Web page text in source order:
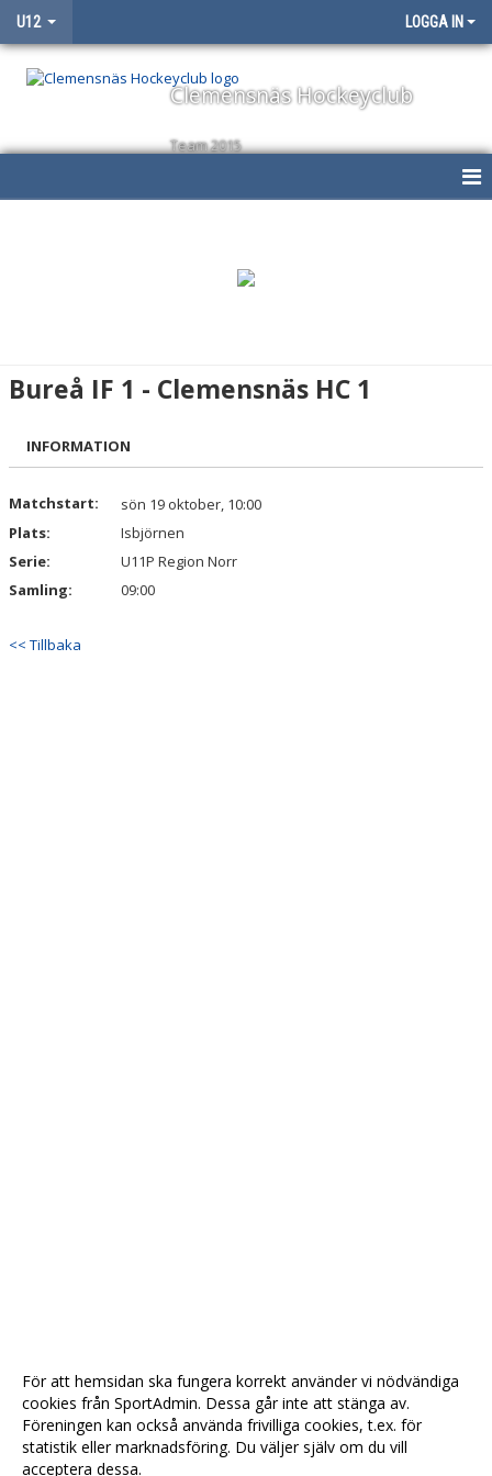
U12 LOGGA IN
Clemensnäs Hockeyclub
Team 2015
BILDGALLERI
DOKUMENT
KONTAKT
Bureå IF 1 - Clemensnäs HC 1
INFORMATION
Matchstart:
sön 19 oktober, 10:00
Plats:
Isbjörnen
Serie:
U11P Region Norr
Samling:
09:00
<< Tillbaka
För att hemsidan ska fungera korrekt använder vi nödvändiga
cookies från SportAdmin. Dessa går inte att stänga av.
Föreningen kan också använda frivilliga cookies, t.ex. för
statistik eller marknadsföring. Du väljer själv om du vill
acceptera dessa.